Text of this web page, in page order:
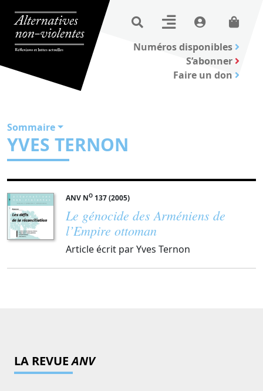
Numéros disponibles
S’abonner
Faire un don
Sommaire
YVES TERNON
ANV NO 137 (2005)
Le génocide des Arméniens de
l’Empire ottoman
Article écrit par Yves Ternon
LA REVUEANV